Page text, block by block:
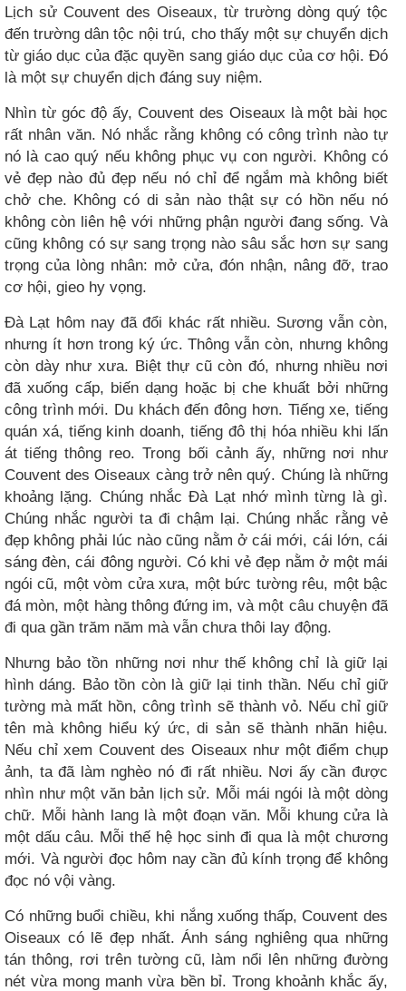
Lịch sử Couvent des Oiseaux, từ trường dòng quý tộc
đến trường dân tộc nội trú, cho thấy một sự chuyển dịch
từ giáo dục của đặc quyền sang giáo dục của cơ hội. Đó
là một sự chuyển dịch đáng suy niệm.
Nhìn từ góc độ ấy, Couvent des Oiseaux là một bài học
rất nhân văn. Nó nhắc rằng không có công trình nào tự
nó là cao quý nếu không phục vụ con người. Không có
vẻ đẹp nào đủ đẹp nếu nó chỉ để ngắm mà không biết
chở che. Không có di sản nào thật sự có hồn nếu nó
không còn liên hệ với những phận người đang sống. Và
cũng không có sự sang trọng nào sâu sắc hơn sự sang
trọng của lòng nhân: mở cửa, đón nhận, nâng đỡ, trao
cơ hội, gieo hy vọng.
Đà Lạt hôm nay đã đổi khác rất nhiều. Sương vẫn còn,
nhưng ít hơn trong ký ức. Thông vẫn còn, nhưng không
còn dày như xưa. Biệt thự cũ còn đó, nhưng nhiều nơi
đã xuống cấp, biến dạng hoặc bị che khuất bởi những
công trình mới. Du khách đến đông hơn. Tiếng xe, tiếng
quán xá, tiếng kinh doanh, tiếng đô thị hóa nhiều khi lấn
át tiếng thông reo. Trong bối cảnh ấy, những nơi như
Couvent des Oiseaux càng trở nên quý. Chúng là những
khoảng lặng. Chúng nhắc Đà Lạt nhớ mình từng là gì.
Chúng nhắc người ta đi chậm lại. Chúng nhắc rằng vẻ
đẹp không phải lúc nào cũng nằm ở cái mới, cái lớn, cái
sáng đèn, cái đông người. Có khi vẻ đẹp nằm ở một mái
ngói cũ, một vòm cửa xưa, một bức tường rêu, một bậc
đá mòn, một hàng thông đứng im, và một câu chuyện đã
đi qua gần trăm năm mà vẫn chưa thôi lay động.
Nhưng bảo tồn những nơi như thế không chỉ là giữ lại
hình dáng. Bảo tồn còn là giữ lại tinh thần. Nếu chỉ giữ
tường mà mất hồn, công trình sẽ thành vỏ. Nếu chỉ giữ
tên mà không hiểu ký ức, di sản sẽ thành nhãn hiệu.
Nếu chỉ xem Couvent des Oiseaux như một điểm chụp
ảnh, ta đã làm nghèo nó đi rất nhiều. Nơi ấy cần được
nhìn như một văn bản lịch sử. Mỗi mái ngói là một dòng
chữ. Mỗi hành lang là một đoạn văn. Mỗi khung cửa là
một dấu câu. Mỗi thế hệ học sinh đi qua là một chương
mới. Và người đọc hôm nay cần đủ kính trọng để không
đọc nó vội vàng.
Có những buổi chiều, khi nắng xuống thấp, Couvent des
Oiseaux có lẽ đẹp nhất. Ánh sáng nghiêng qua những
tán thông, rơi trên tường cũ, làm nổi lên những đường
nét vừa mong manh vừa bền bỉ. Trong khoảnh khắc ấy,